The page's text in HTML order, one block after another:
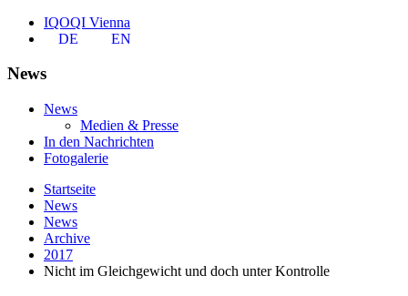
IQOQI Vienna
DE
EN
News
News
Medien & Presse
In den Nachrichten
Fotogalerie
Startseite
News
News
Archive
2017
Nicht im Gleichgewicht und doch unter Kontrolle